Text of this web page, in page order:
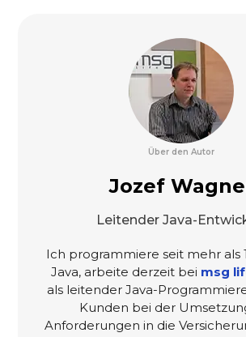
Über den Autor
Jozef
Leitender Java-
Ich programmiere seit mehr als
Java, arbeite derzeit bei msg
als leitender Java-
Kunden bei der
Anforderungen in die